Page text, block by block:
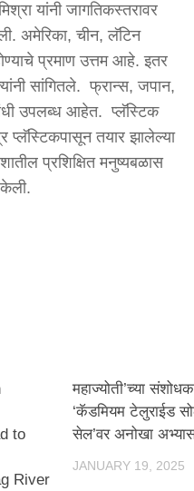
यांनी जागतिकस्तरावर
अमेरिका, चीन, लॅटिन
प्रमाण उत्तम आहे. इतर
सांगितले. फ्रान्स, जपान,
संधी उपलब्ध आहेत. प्लॅस्टिक
प्लॅस्टिकपासून तयार झालेल्या
प्रशिक्षित मनुष्यबळास
to
River
महाज्योती’च्या
‘कॅडमियम टेलुराईड
सेल’वर अनोखा
JANUARY 19, 2025